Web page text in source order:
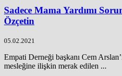
Sadece Mama Yardımı
Özçetin
05.02.2021
Empati Derneği başkanı Cem
mesleğine ilişkin merak edilen ...